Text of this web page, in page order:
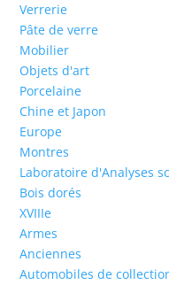
Verrerie
Pâte de verre
Mobilier
Objets d'art
Porcelaine
Chine et Japon
Europe
Montres
Laboratoire d'Analyses
Bois dorés
XVIIIe
Armes
Anciennes
Automobiles de